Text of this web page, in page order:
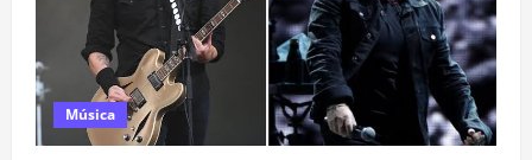
Música